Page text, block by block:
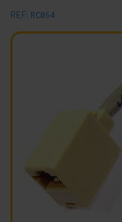
REF: RC064